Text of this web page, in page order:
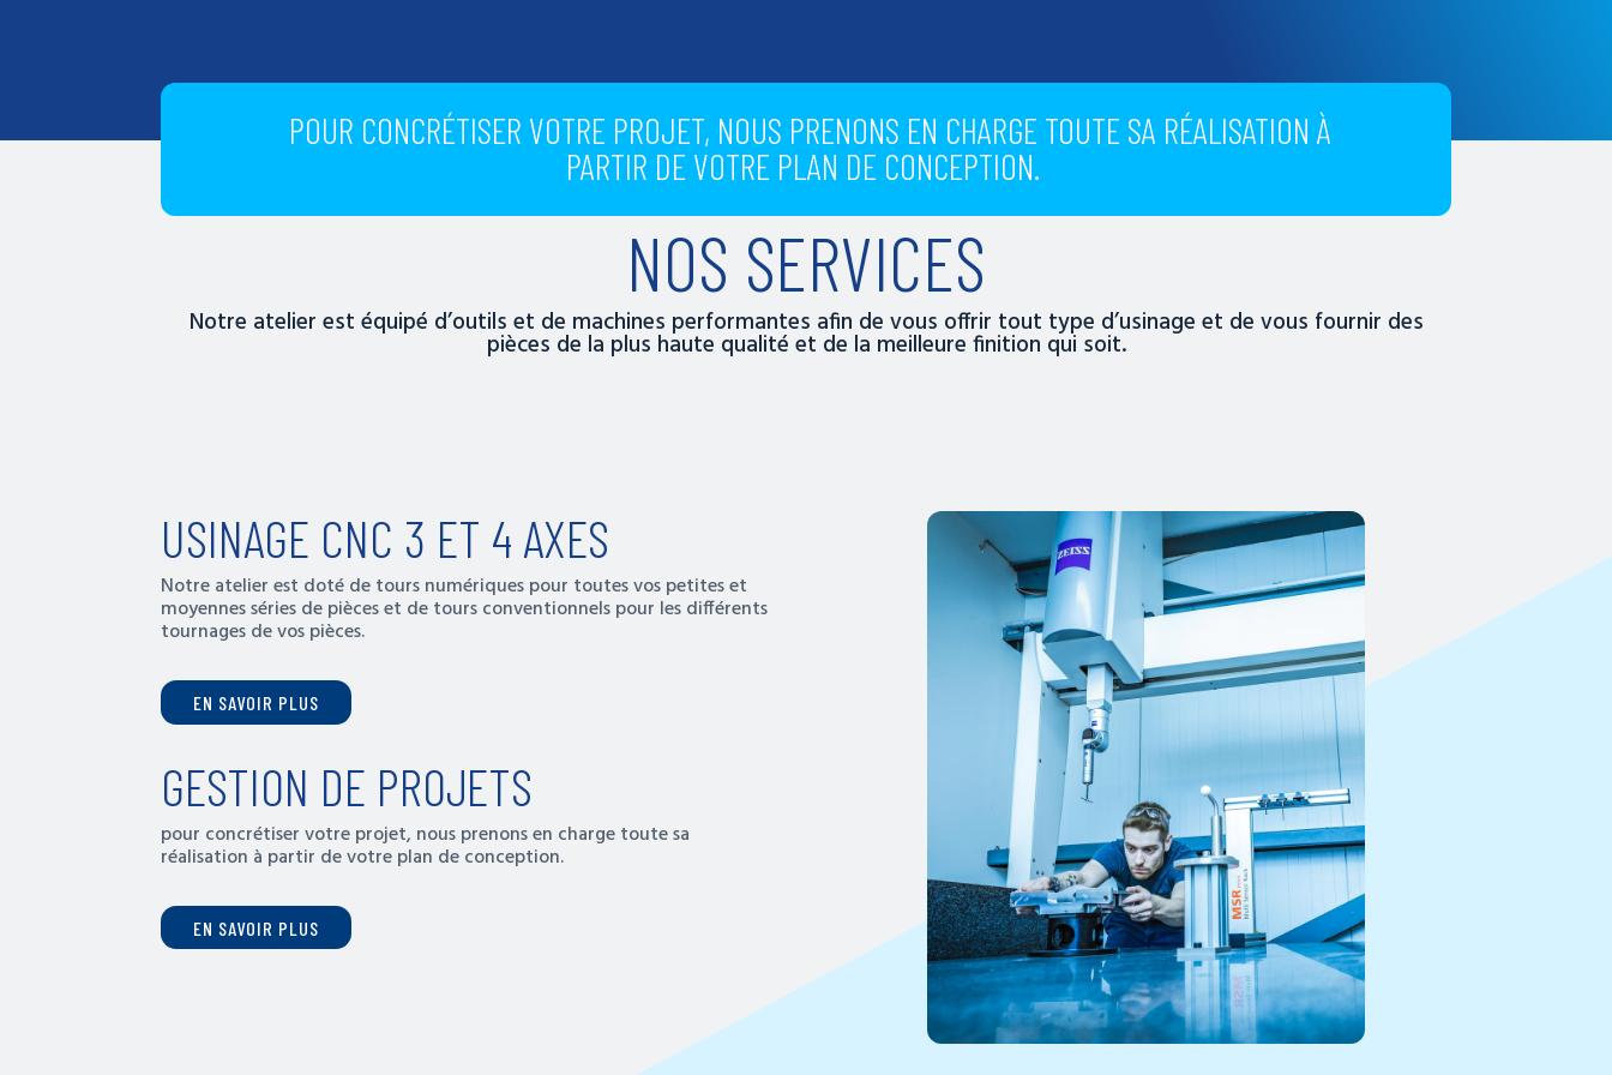
POUR CONCRÉTISER VOTRE PROJET, NOUS PRENONS EN CHARGE TOUTE SA RÉALISATION À
PARTIR DE VOTRE PLAN DE CONCEPTION.
NOS SERVICES
Notre atelier est équipé d’outils et de machines performantes afin de vous offrir tout type d’usinage et de vous fournir des
pièces de la plus haute qualité et de la meilleure finition qui soit.
USINAGE CNC 3 ET 4 AXES
Notre atelier est doté de tours numériques pour toutes vos petites et
moyennes séries de pièces et de tours conventionnels pour les différents
tournages de vos pièces.
EN SAVOIR PLUS
GESTION DE PROJETS
pour concrétiser votre projet, nous prenons en charge toute sa
réalisation à partir de votre plan de conception.
EN SAVOIR PLUS